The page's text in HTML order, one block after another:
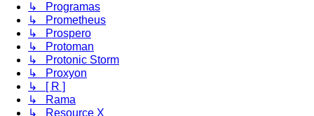
↳ Programas
↳ Prometheus
↳ Prospero
↳ Protoman
↳ Protonic Storm
↳ Proxyon
↳ [ R ]
↳ Rama
↳ Resource X